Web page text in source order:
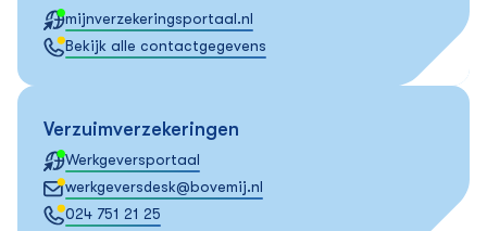
mijnverzekeringsportaal.nl
Bekijk alle contactgegevens
Verzuim­verzekeringen
Werkgeversportaal
werkgeversdesk@bovemij.nl
024 751 21 25